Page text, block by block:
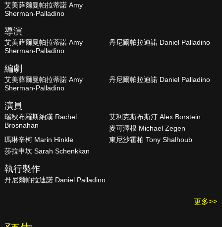
艾美薛爾曼帕拉蒂諾 Amy
Sherman-Palladino
導演
艾美薛爾曼帕拉蒂諾 Amy
Sherman-Palladino
丹尼爾帕拉迪諾 Daniel Palladino
編劇
艾美薛爾曼帕拉蒂諾 Amy
Sherman-Palladino
丹尼爾帕拉迪諾 Daniel Palladino
演員
瑞秋布羅斯納漢 Rachel
Brosnahan
艾利克斯布斯汀 Alex Borstein
麥可澤根 Michael Zegen
瑪琳辛柯 Marin Hinkle
東尼沙霍柏 Tony Shalhoub
莎拉申坎 Sarah Schenkkan
執行製作
丹尼爾帕拉迪諾 Daniel Palladino
更多>>